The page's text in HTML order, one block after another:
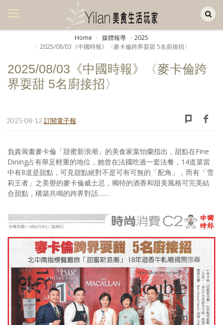
美食集
美飲集
廚房集
旅遊集
書房集
日記簿
餐桌週記
享樂隨手拍
照相簿
影音區
創意出版服務
歷史區
關於Yilan
Home 媒體報導
2025
2025/08/03《中國時報》〈麥卡倫跨界耍甜 5名廚接招〉
2025/08/03《中國時報》〈麥卡倫跨
界耍甜 5名廚接招〉
2025-08-12 訂閱電子報
負責籌畫麥卡倫「甜蜜新浪潮」的美食家葉怡蘭指出，甜點在Fine
Dining占有舉足輕重的地位，她曾在法國吃過一套法餐，14道菜當
中有8道是甜點，可見甜點絕對不是可有可無的「配角」，而有「雪
莉王者」之美譽的麥卡倫威士忌，獨特的酒香和甜美風格可完美結
合甜點，構築共鳴的跨界對話……